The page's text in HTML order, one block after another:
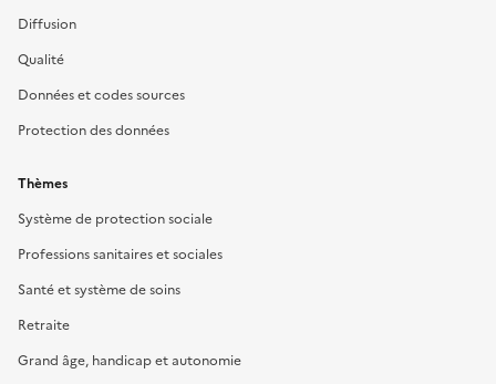
Diffusion
Qualité
Données et codes sources
Protection des données
Thèmes
Système de protection sociale
Professions sanitaires et sociales
Santé et système de soins
Retraite
Grand âge, handicap et autonomie